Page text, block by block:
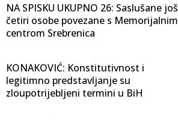
NA SPISKU UKUPNO 26: Saslušane još
četiri osobe povezane s Memorijalnim
centrom Srebrenica
KONAKOVIĆ: Konstitutivnost i
legitimno predstavljanje su
zloupotrijebljeni termini u BiH